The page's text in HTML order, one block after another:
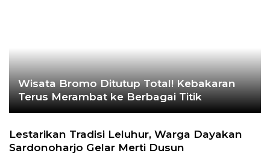
Wisata Bromo Ditutup Total! Kebakaran
Terus Merambat ke Berbagai Titik
Lestarikan Tradisi Leluhur, Warga Dayakan
Sardonoharjo Gelar Merti Dusun